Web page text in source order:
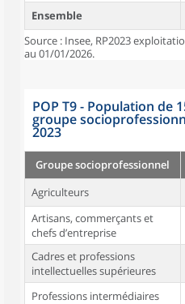
Ensemble
Source : Insee, RP2023
au 01/01/2026.
POP T9 - Population de
groupe
2023
Groupe socioprofessionnel
Agriculteurs
Artisans, commerçants et
chefs d’entreprise
Cadres et professions
intellectuelles supérieures
Professions intermédiaires